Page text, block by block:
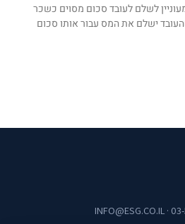
לשלם לעובד סכום מסוים כשכר
ישלם את המס עבור אותו סכום